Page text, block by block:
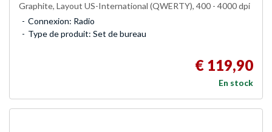
Graphite, Layout US-International (QWERTY), 400 - 4000 dpi
Connexion: Radio
Type de produit: Set de bureau
€ 119,90
En stock